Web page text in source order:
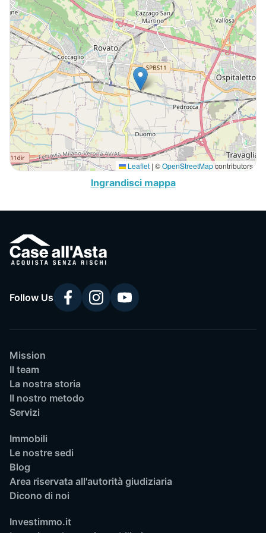
Leaflet | ©OpenStreetMapcontributors
Ingrandisci mappa
Follow Us
Mission
Il team
La nostra storia
Il nostro metodo
Servizi
Immobili
Le nostre sedi
Blog
Area riservata all'autorità giudiziaria
Dicono di noi
Investimmo.it